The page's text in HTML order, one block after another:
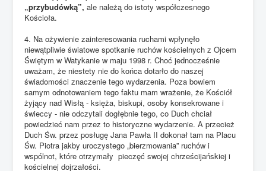
„przybudówką”, ale należą do istoty współczesnego
Kościoła.
4. Na ożywienie zainteresowania ruchami wpłynęło
niewątpliwie światowe spotkanie ruchów kościelnych z Ojcem
Świętym w Watykanie w maju 1998 r. Choć jednocześnie
uważam, że niestety nie do końca dotarło do naszej
świadomości znaczenie tego wydarzenia. Poza bowiem
samym odnotowaniem tego faktu mam wrażenie, że Kościół
żyjący nad Wisłą - księża, biskupi, osoby konsekrowane i
świeccy - nie odczytali dogłębnie tego, co Duch chciał
powiedzieć nam przez to historyczne wydarzenie. A przecież
Duch Św. przez posługę Jana Pawła II dokonał tam na Placu
Św. Piotra jakby uroczystego „bierzmowania” ruchów i
wspólnot, które otrzymały pieczęć swojej chrześcijańskiej i
kościelnej dojrzałości.